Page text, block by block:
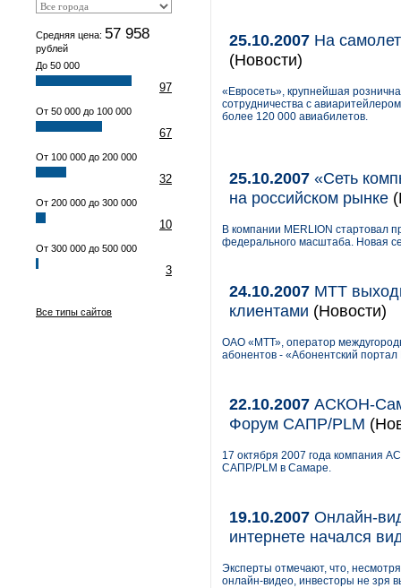
Средняя цена: 57 958
рублей
До 50 000
97
От 50 000 до 100 000
67
От 100 000 до 200 000
32
От 200 000 до 300 000
10
От 300 000 до 500 000
3
Все типы сайтов
25.10.2007 На
(Новости)
«Евросеть», крупнейшая
сотрудничества с
более 120 000 авиабилетов.
25.10.2007 «Сеть
на российском рынке
В компании MERLION стартовал
федерального масштаба. Новая
24.10.2007 МТТ
клиентами (Новости)
ОАО «МТТ», оператор
абонентов - «Абонентский
22.10.2007 АСКОН-
Форум САПР/PLM
17 октября 2007 года компания
САПР/PLM в Самаре.
19.10.2007 Онлайн-
интернете начался
Эксперты отмечают, что,
онлайн-видео, инвесторы не зря